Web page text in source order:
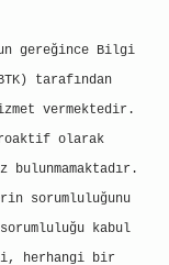
gereğince Bilgi
tarafından
vermektedir.
olarak
bulunmamaktadır.
sorumluluğunu
kabul
herhangi bir